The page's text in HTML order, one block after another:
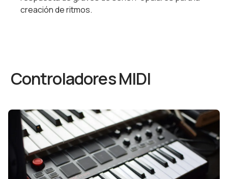
creación de ritmos.
Controladores MIDI